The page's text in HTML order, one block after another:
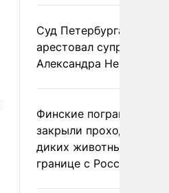
Суд Петербурга заочно
арестовал супругу
Александра Невзорова
Финские пограничники
закрыли проходы для
диких животных на
границе с Россией